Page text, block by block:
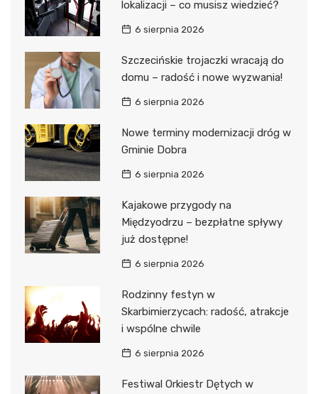
lokalizacji – co musisz wiedzieć?
6 sierpnia 2026
Szczecińskie trojaczki wracają do
domu – radość i nowe wyzwania!
6 sierpnia 2026
Nowe terminy modernizacji dróg w
Gminie Dobra
6 sierpnia 2026
Kajakowe przygody na
Międzyodrzu – bezpłatne spływy
już dostępne!
6 sierpnia 2026
Rodzinny festyn w
Skarbimierzycach: radość, atrakcje
i wspólne chwile
6 sierpnia 2026
Festiwal Orkiestr Dętych w